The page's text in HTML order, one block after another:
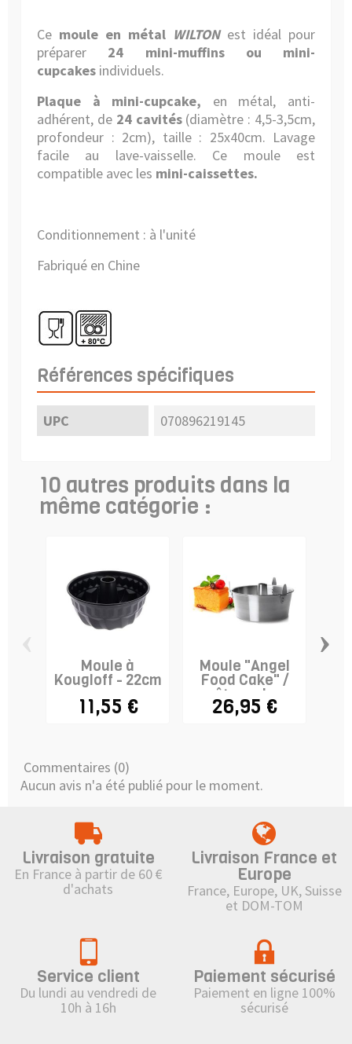
Ce moule en métal WILTONest idéal pour
préparer 24 mini-muffins ou mini-
cupcakes individuels.
Plaque à mini-cupcake, en métal, anti-
adhérent, de24cavités(diamètre : 4,5-3,5cm,
profondeur : 2cm), taille : 25x40cm. Lavage
facile au lave-vaisselle. Ce moule est
compatible avec les mini-caissettes.
Conditionnement : à l'unité
Fabriqué en Chine
Références spécifiques
UPC 070896219145
10 autres produits dans la
même catégorie :
Moule à
Kougloff - 22cm
11,55 €
Moule "Angel
Food Cake" /
gâteau des
anges
26,95 €
›
Commentaires (0)
Aucun avis n'a été publié pour le moment.
Livraison gratuite
En France à partir de 60 €
d'achats
Livraison France et
Europe
France, Europe, UK, Suisse
et DOM-TOM
Service client
Du lundi au vendredi de
10h à 16h
Paiement sécurisé
Paiement en ligne 100%
sécurisé